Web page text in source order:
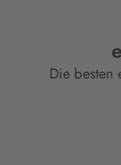
Die besten